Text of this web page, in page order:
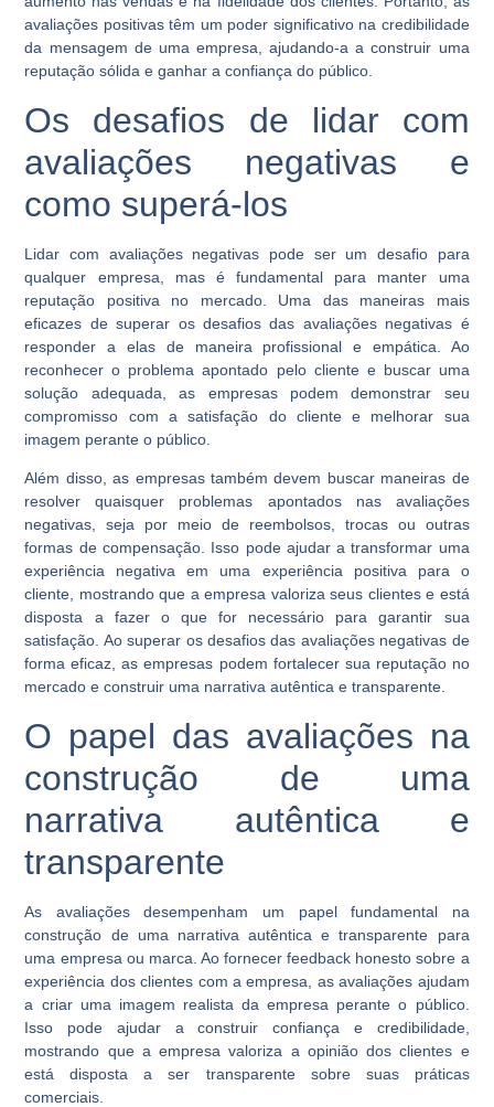
avaliações positivas têm um poder significativo na credibilidade
da mensagem de uma empresa, ajudando-a a construir uma
reputação sólida e ganhar a confiança do público.
Os desafios de lidar com
avaliações negativas e
como superá-los
Lidar com avaliações negativas pode ser um desafio para
qualquer empresa, mas é fundamental para manter uma
reputação positiva no mercado. Uma das maneiras mais
eficazes de superar os desafios das avaliações negativas é
responder a elas de maneira profissional e empática. Ao
reconhecer o problema apontado pelo cliente e buscar uma
solução adequada, as empresas podem demonstrar seu
compromisso com a satisfação do cliente e melhorar sua
imagem perante o público.
Além disso, as empresas também devem buscar maneiras de
resolver quaisquer problemas apontados nas avaliações
negativas, seja por meio de reembolsos, trocas ou outras
formas de compensação. Isso pode ajudar a transformar uma
experiência negativa em uma experiência positiva para o
cliente, mostrando que a empresa valoriza seus clientes e está
disposta a fazer o que for necessário para garantir sua
satisfação. Ao superar os desafios das avaliações negativas de
forma eficaz, as empresas podem fortalecer sua reputação no
mercado e construir uma narrativa autêntica e transparente.
O papel das avaliações na
construção de uma
narrativa autêntica e
transparente
As avaliações desempenham um papel fundamental na
construção de uma narrativa autêntica e transparente para
uma empresa ou marca. Ao fornecer feedback honesto sobre a
experiência dos clientes com a empresa, as avaliações ajudam
a criar uma imagem realista da empresa perante o público.
Isso pode ajudar a construir confiança e credibilidade,
mostrando que a empresa valoriza a opinião dos clientes e
está disposta a ser transparente sobre suas práticas
comerciais.